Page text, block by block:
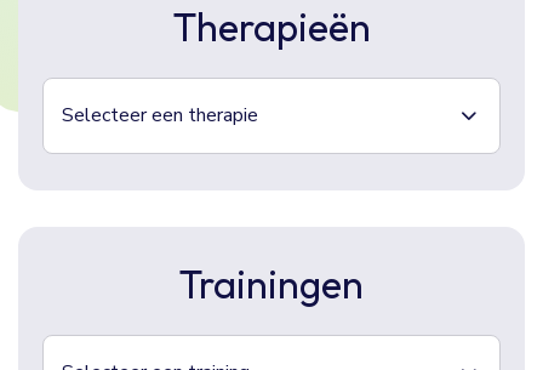
Therapieën
Selecteer een therapie
Trainingen